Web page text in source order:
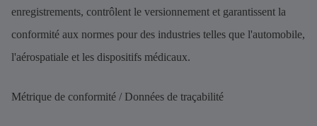
enregistrements, contrôlent le versionnement et garantissent la
conformité aux normes pour des industries telles que l'automobile,
l'aérospatiale et les dispositifs médicaux.
Métrique de conformité / Données de traçabilité